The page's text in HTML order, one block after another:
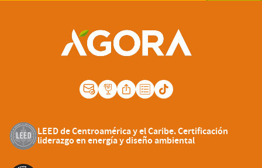
LEED de Centroamérica y el Caribe. Certificación
liderazgo en energía y diseño ambiental